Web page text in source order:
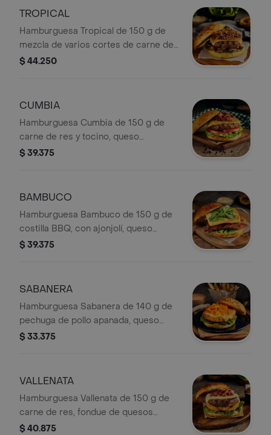
TROPICAL
Hamburguesa Tropical de 150 g de
mezcla de varios cortes de carne de
res, queso cheddar Colanta, cebolla
artesanal. Papas a elección: En
$ 44.250
CUMBIA
Hamburguesa Cumbia de 150 g de
carne de res y tocino, queso
Monterey Jack Colanta, tocineta
elección: En cascos y francesas.
$ 39.375
BAMBUCO
Hamburguesa Bambuco de 150 g de
costilla BBQ, con ajonjolí, queso
asado Colanta, rúgula, cogollo
francesas.
$ 39.375
SABANERA
Hamburguesa Sabanera de 140 g de
pechuga de pollo apanada, queso
Monterey Jack Colanta, zanahoria
artesanal. Papas a elección: En
$ 33.375
VALLENATA
Hamburguesa Vallenata de 150 g de
carne de res, fondue de quesos
Colanta, aros de cebolla, tocineta
$ 40.875